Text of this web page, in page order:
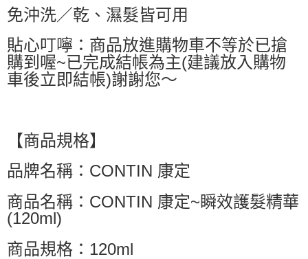
每筆NT$60，滿NT$599(含以上)免運費
宅配
每筆NT$80，滿NT$799(含以上)免運費
國家/地區配送0330
免沖洗／乾、濕髮皆可用
貼心叮嚀：商品放進購物車不等於已搶
購到喔~已完成結帳為主(建議放入購物
車後立即結帳)謝謝您～
【商品規格】
品牌名稱：CONTIN 康定
商品名稱：CONTIN 康定~瞬效護髮精華
(120ml)
商品規格：120ml